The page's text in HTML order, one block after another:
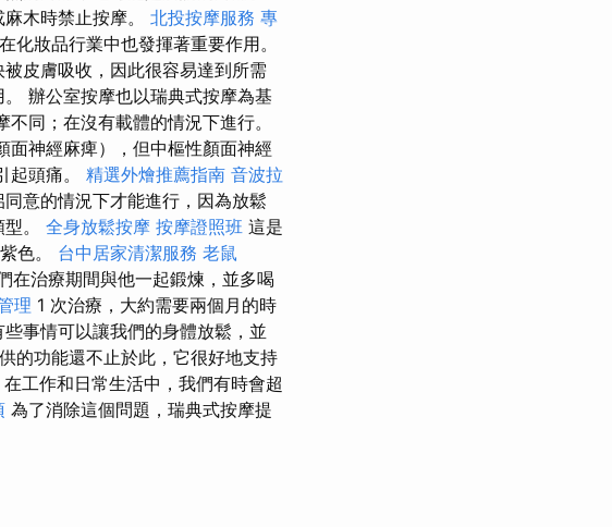
木時禁止按摩。 北投按摩服務 專
化妝品行業中也發揮著重要作用。
皮膚吸收，因此很容易達到所需
辦公室按摩也以瑞典式按摩為基
同；在沒有載體的情況下進行。
面神經麻痺），但中樞性顏面神經
起頭痛。 精選外燴推薦指南 音波拉
意的情況下才能進行，因為放鬆
。 全身放鬆按摩 按摩證照班 這是
色。 台中居家清潔服務 老鼠
在治療期間與他一起鍛煉，並多喝
理 1 次治療，大約需要兩個月的時
事情可以讓我們的身體放鬆，並
的功能還不止於此，它很好地支持
在工作和日常生活中，我們有時會超
為了消除這個問題，瑞典式按摩提